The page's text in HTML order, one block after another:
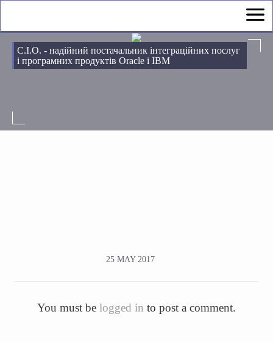
С.І.О. - надійний постачальник інтеграційних послуг
і програмних продуктів Oracle і IBM
25 MAY 2017
You must be logged in to post a comment.